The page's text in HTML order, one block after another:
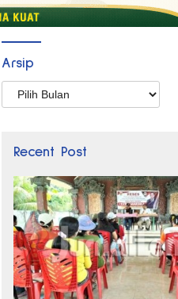
Arsip
Arsip
Recent Post